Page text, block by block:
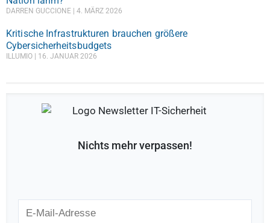
DARREN GUCCIONE 4. MÄRZ 2026
Kritische Infrastrukturen brauchen größere
Cybersicherheitsbudgets
ILLUMIO 16. JANUAR 2026
Nichts mehr verpassen!